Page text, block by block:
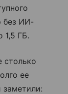
без ИИ-
1,5 ГБ.
столько
ее
заметили: